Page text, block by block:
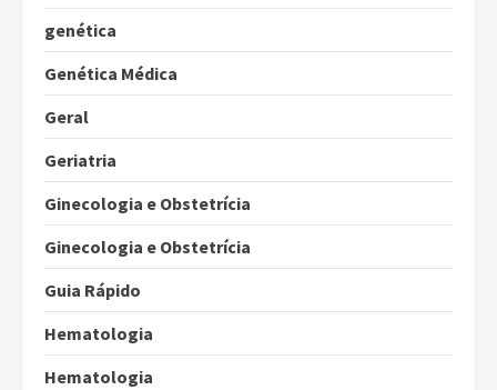
genética
Genética Médica
Geral
Geriatria
Ginecologia e Obstetrícia
Ginecologia e Obstetrícia
Guia Rápido
Hematologia
Hematologia